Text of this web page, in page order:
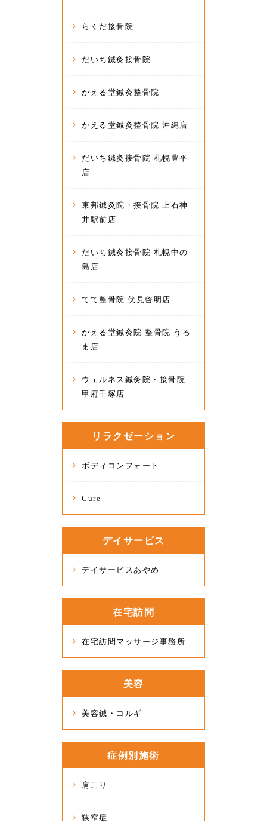
らくだ接骨院
だいち鍼灸接骨院
かえる堂鍼灸整骨院
かえる堂鍼灸整骨院 沖縄店
だいち鍼灸接骨院 札幌豊平
店
東邦鍼灸院・接骨院 上石神
井駅前店
だいち鍼灸接骨院 札幌中の
島店
てて整骨院 伏見啓明店
かえる堂鍼灸院 整骨院 うる
ま店
ウェルネス鍼灸院・接骨院
甲府千塚店
リラクゼーション
ボディコンフォート
Cure
デイサービス
デイサービスあやめ
在宅訪問
在宅訪問マッサージ事務所
美容
美容鍼・コルギ
症例別施術
肩こり
狭窄症